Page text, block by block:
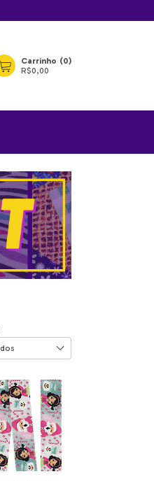
Carrinho (0)
R$0,00